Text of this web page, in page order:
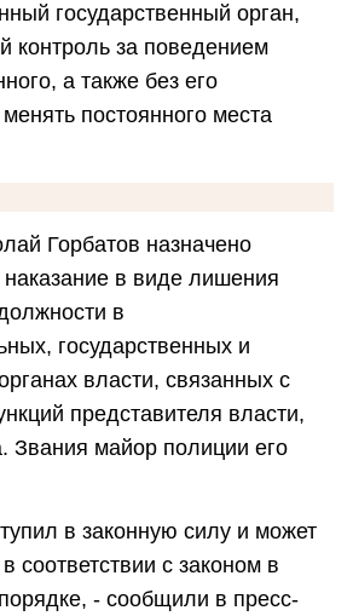
государственный орган,
контроль за поведением
а также без его
постоянного места
Горбатов назначено
в виде лишения
в
государственных и
власти, связанных с
представителя власти,
Звания майор полиции его
в законную силу и может
соответствии с законом в
- сообщили в пресс-